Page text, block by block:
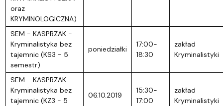
oraz
KRYMINOLOGICZNA)
SEM - KASPRZAK -
Kryminalistyka bez
tajemnic (KS3 - 5
semestr)
poniedziałki
17:00-
18:30
zakład
Kryminalistyki
SEM - KASPRZAK -
Kryminalistyka bez
tajemnic (KZ3 - 5
06.10.2019
15:30-
17:00
zakład
Kryminalistyki